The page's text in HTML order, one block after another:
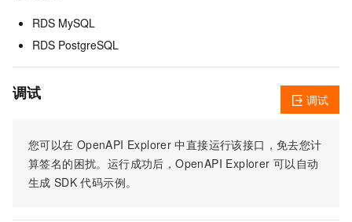
RDS MySQL
RDS PostgreSQL
调试
您可以在 OpenAPI Explorer 中直接运行该接口，免去您计
算签名的困扰。运行成功后，OpenAPI Explorer 可以自动
生成 SDK 代码示例。
调试